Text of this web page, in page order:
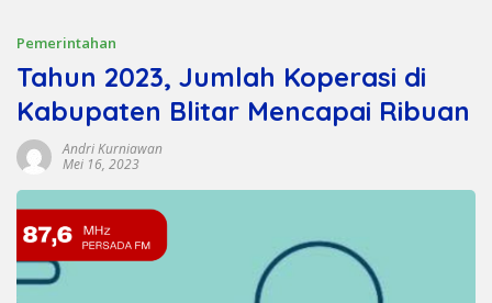
Pemerintahan
Tahun 2023, Jumlah Koperasi di
Kabupaten Blitar Mencapai Ribuan
Andri Kurniawan
Mei 16, 2023